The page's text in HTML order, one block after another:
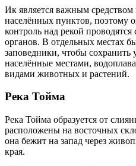
Ик является важным средством
населённых пунктов, поэтому
контроль над рекой
органов. В отдельных местах
заповедники, чтобы сохранить
населённые местами,
видами животных и растений.
Река Тойма
Река Тойма образуется от
расположены на восточных
она бежит на запад через
края.